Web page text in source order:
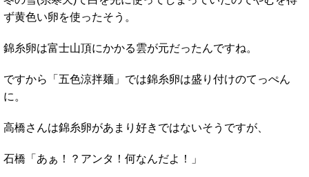
ず黄色い卵を使ったそう。
錦糸卵は富士山頂にかかる雲が元だったんですね。
ですから「五色涼拌麺」では錦糸卵は盛り付けのてっぺん
に。
高橋さんは錦糸卵があまり好きではないそうですが、
石橋「あぁ！？アンタ！何なんだよ！」